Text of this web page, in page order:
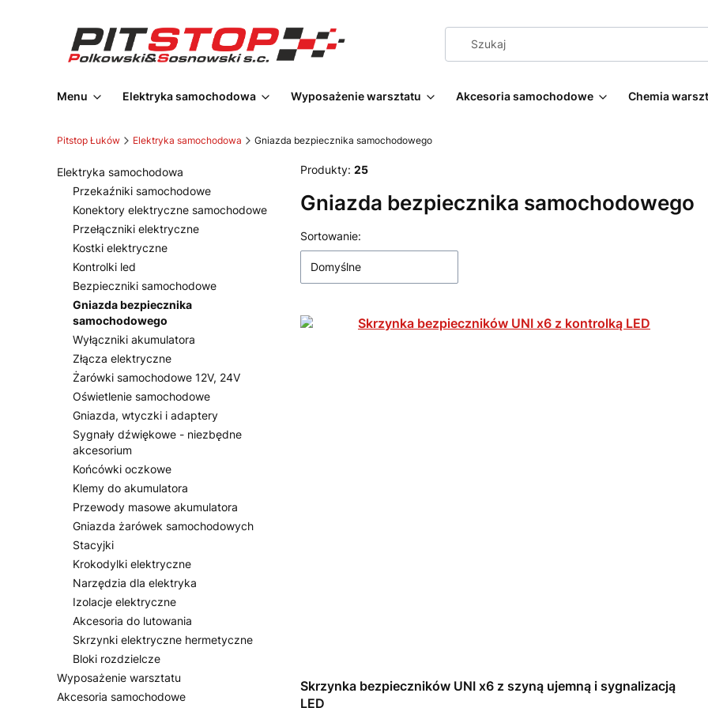
Menu Elektryka samochodowa Wyposażenie warsztatu Akcesoria samochodowe Chemia
Pitstop Łuków Elektryka samochodowa Gniazda bezpiecznika samochodowego
Elektryka samochodowa
Przekaźniki samochodowe
Konektory elektryczne samochodowe
Przełączniki elektryczne
Kostki elektryczne
Kontrolki led
Bezpieczniki samochodowe
Gniazda bezpiecznika
samochodowego
Wyłączniki akumulatora
Złącza elektryczne
Żarówki samochodowe 12V, 24V
Oświetlenie samochodowe
Gniazda, wtyczki i adaptery
Sygnały dźwiękowe - niezbędne
akcesorium
Końcówki oczkowe
Klemy do akumulatora
Przewody masowe akumulatora
Gniazda żarówek samochodowych
Stacyjki
Krokodylki elektryczne
Narzędzia dla elektryka
Izolacje elektryczne
Akcesoria do lutowania
Skrzynki elektryczne hermetyczne
Bloki rozdzielcze
Wyposażenie warsztatu
Akcesoria samochodowe
Produkty: 25
Gniazda bezpiecznika samochodowego
Lista produktów
Sortowanie:
Domyślne
Skrzynka bezpieczników UNI x6 z szyną ujemną i sygnalizacją
LED